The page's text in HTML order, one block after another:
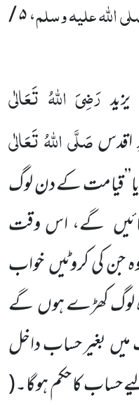
اللّٰہ علیہ وسلم، ۵ /
رَضِیَ اللّٰہُ تَعَالٰی
صَلَّی اللّٰہُ تَعَالٰی
کے دن لوگ
گے، اس وقت
جن کی کروٹیں خواب
لوگ کھڑے ہوں گے
بغیر حساب داخل
حساب کا حکم ہوگا۔(